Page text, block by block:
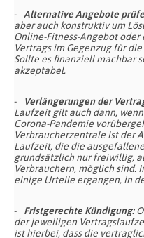
Alternative Angebote
aber auch konstruktiv um
Online-Fitness-Angebot
Vertrags im Gegenzug für
Sollte es finanziell machbar
akzeptabel.
Verlängerungen der
Laufzeit gilt auch dann,
Corona-Pandemie
Verbraucherzentrale ist der
Laufzeit, die die
grundsätzlich nur freiwillig,
Verbrauchern, möglich sind.
einige Urteile ergangen, in
Fristgerechte Kündigung:
der jeweiligen
ist hierbei, dass die